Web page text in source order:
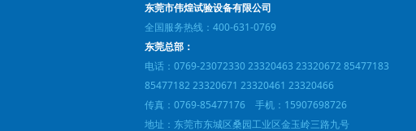
东莞市伟煌试验设备有限公司
全国服务热线：400-631-0769
东莞总部：
电话：0769-23072330 23320463 23320672 85477183
85477182 23320671 23320461 23320466
传真：0769-85477176 手机：15907698726
地址：东莞市东城区桑园工业区金玉岭三路九号